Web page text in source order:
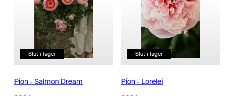
Slut i lager
Pion - Salmon Dream
Slut i lager
Pion - Lorelei